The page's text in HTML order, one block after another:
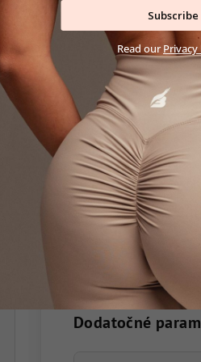
Odporúčanie:
Ak sa neviete
Ak potrebujete
Dodatočné
Subscribe
Read ourPrivacy